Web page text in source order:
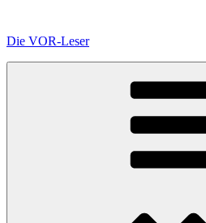
springen
Die VOR-Leser